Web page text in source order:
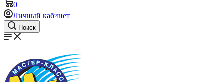
0
Личный кабинет
Поиск